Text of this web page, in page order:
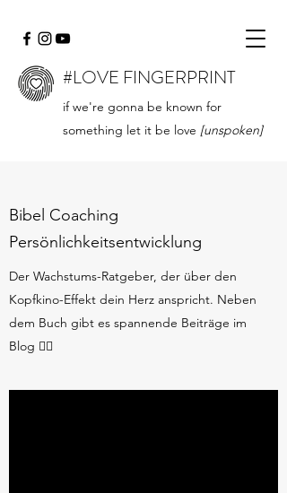
#LOVE FINGERPRINT
if we're gonna be known for
something let it be love [unspoken]
Bibel Coaching
Persönlichkeitsentwicklung
Der Wachstums-Ratgeber, der über den
Kopfkino-Effekt dein Herz anspricht. Neben
dem Buch gibt es spannende Beiträge im
Blog 👇🏻